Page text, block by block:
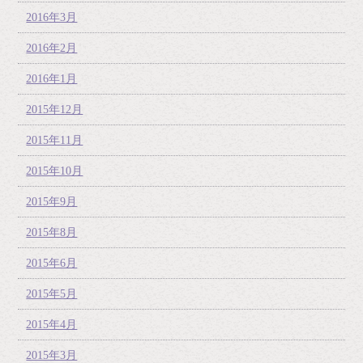
2016年3月
2016年2月
2016年1月
2015年12月
2015年11月
2015年10月
2015年9月
2015年8月
2015年6月
2015年5月
2015年4月
2015年3月